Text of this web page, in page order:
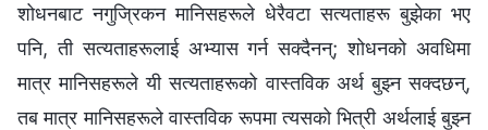
शोधनबाट नगुज्रिकन मानिसहरूले धेरैवटा सत्यताहरू बुझेका भए
पनि, ती सत्यताहरूलाई अभ्यास गर्न सक्दैनन्; शोधनको अवधिमा
मात्र मानिसहरूले यी सत्यताहरूको वास्तविक अर्थ बुझ्न सक्दछन्,
तब मात्र मानिसहरूले वास्तविक रूपमा त्यसको भित्री अर्थलाई बुझ्‍न